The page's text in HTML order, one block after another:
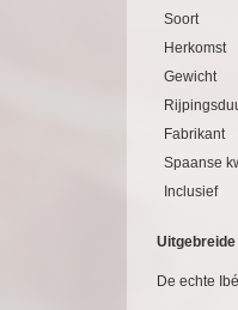
Soort
Herkomst
Gewicht
Fabrikant
Spaanse
Inclusief
De echte